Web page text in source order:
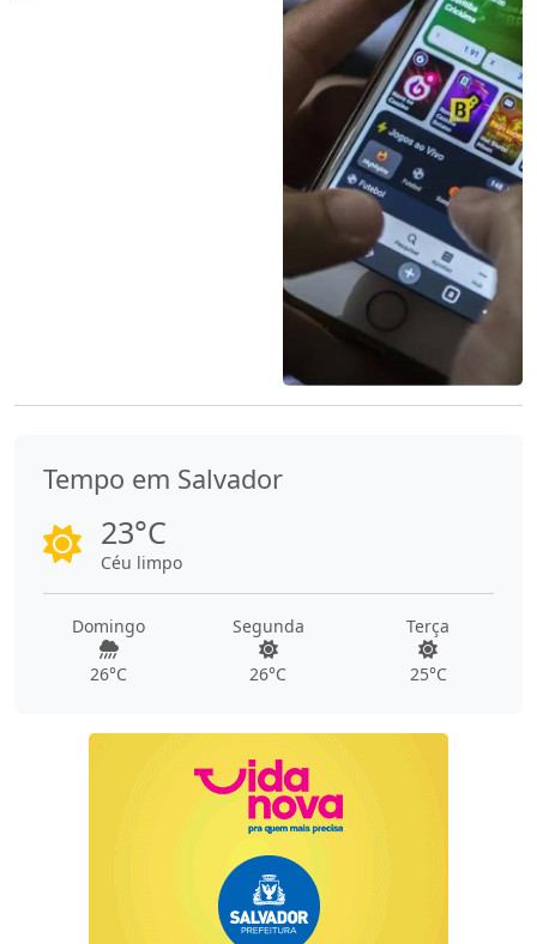
Tempo em Salvador
23°C
Céu limpo
Domingo
26°C
Segunda
26°C
Terça
25°C